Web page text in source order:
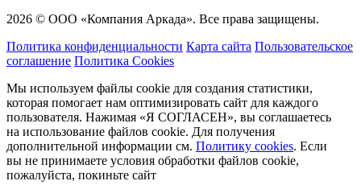
2026 © ООО «Компания Аркада». Все права защищены.
Политика конфиденциальности Карта сайта Пользовательское
соглашение Политика Cookies
Мы используем файлы cookie для создания статистики,
которая помогает нам оптимизировать сайт для каждого
пользователя. Нажимая «Я СОГЛАСЕН», вы соглашаетесь
на использование файлов cookie. Для получения
дополнительной информации см. Политику cookies. Если
вы не принимаете условия обработки файлов cookie,
пожалуйста, покиньте сайт